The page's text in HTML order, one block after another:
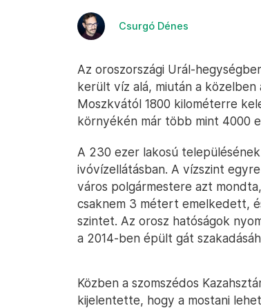
Csurgó Dénes
Az oroszországi Urál-
került víz alá, miután a
Moszkvától 1800 kilométerre
környékén már több mint 4000
A 230 ezer lakosú
ivóvízellátásban. A vízszint
város polgármestere azt
csaknem 3 métert emelkedett,
szintet. Az orosz hatóságok
a 2014-ben épült gát
Közben a szomszédos
kijelentette, hogy a mostani